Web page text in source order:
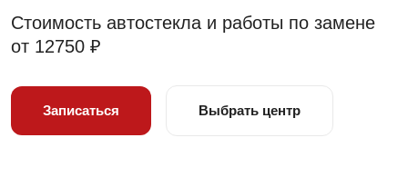
Стоимость автостекла и работы по замене
от 12750 ₽
Записаться Выбрать центр